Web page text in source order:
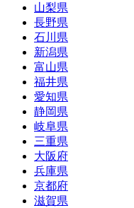
山梨県
長野県
石川県
新潟県
富山県
福井県
愛知県
静岡県
岐阜県
三重県
大阪府
兵庫県
京都府
滋賀県